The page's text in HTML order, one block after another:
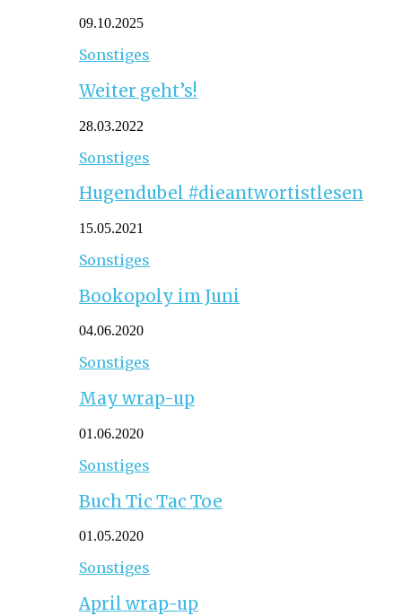
09.10.2025
Sonstiges
Weiter geht’s!
28.03.2022
Sonstiges
Hugendubel #dieantwortistlesen
15.05.2021
Sonstiges
Bookopoly im Juni
04.06.2020
Sonstiges
May wrap-up
01.06.2020
Sonstiges
Buch Tic Tac Toe
01.05.2020
Sonstiges
April wrap-up